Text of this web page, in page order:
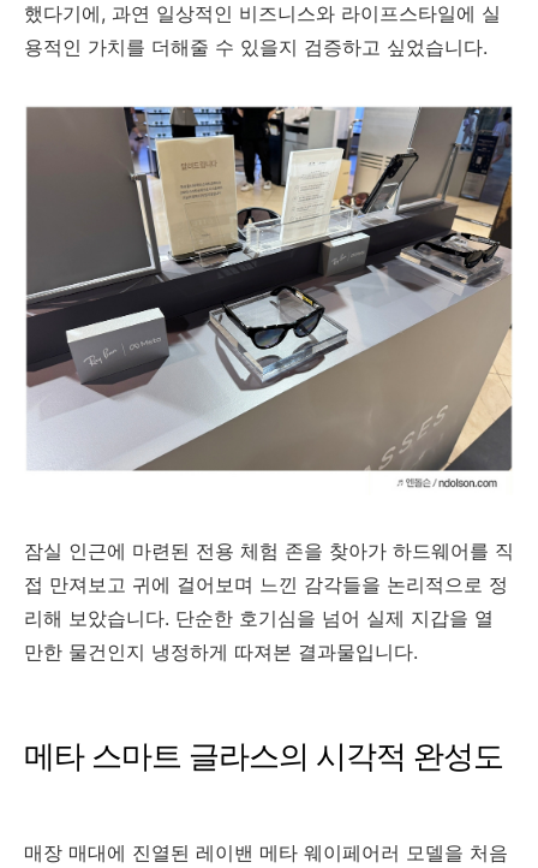
했다기에, 과연 일상적인 비즈니스와 라이프스타일에 실
용적인 가치를 더해줄 수 있을지 검증하고 싶었습니다.
잠실 인근에 마련된 전용 체험 존을 찾아가 하드웨어를 직
접 만져보고 귀에 걸어보며 느낀 감각들을 논리적으로 정
리해 보았습니다. 단순한 호기심을 넘어 실제 지갑을 열
만한 물건인지 냉정하게 따져본 결과물입니다.
메타 스마트 글라스의 시각적 완성도
매장 매대에 진열된 레이밴 메타 웨이페어러 모델을 처음